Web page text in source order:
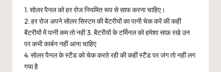
1. सोलर पैनल को हर रोज नियमित रूप से साफ करना चाहिए।
2. हर रोज अपने सोलर सिस्टम की बैटरीयों का पानी चेक करें की कहीं
बैटरीयों में पानी कम तो नही 3. बैटरीयों के टर्मिनल को हमेशा साफ़ रखे उन
पर कभी कार्बन नहीं आना चाहिए
4. सोलर पैनल के स्टैंड को चेक करते रही की कहीं स्टैंड पर जंग तो नहीं लग
गया है